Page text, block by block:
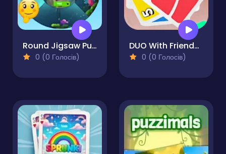
Round Jigsaw Puzzle Collect Pictures of Funny Ocean Inhabitants
0 (0 Голосів)
DUO With Friends - Multiplayer Card Game
0 (0 Голосів)